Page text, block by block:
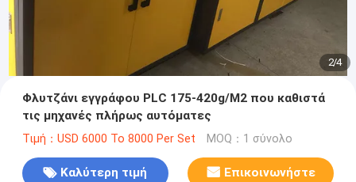
2/4
Φλυτζάνι εγγράφου PLC 175-420g/M2 που καθιστά
τις μηχανές πλήρως αυτόματες
Τιμή：USD 6000 To 8000 Per Set MOQ：1 σύνολο
Καλύτερη τιμή Επικοινωνήστε